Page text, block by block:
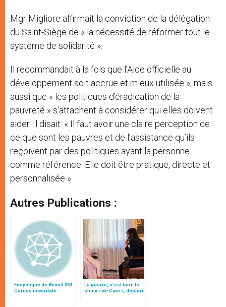
Mgr Migliore affirmait la conviction de la délégation
du Saint-Siège de « la nécessité de réformer tout le
système de solidarité ».
Il recommandait à la fois que l’Aide officielle au
développement soit accrue et mieux utilisée », mais
aussi que « les politiques d’éradication de la
pauvreté » s’attachent à considérer qui elles doivent
aider. Il disait: « Il faut avoir une claire perception de
ce que sont les pauvres et de l’assistance qu’ils
reçoivent par des politiques ayant la personne
comme référence. Elle doit être pratique, directe et
personnalisée ».
Autres Publications :
Encyclique de Benoît XVI :
Caritas in veritate
La guerre, c’est faire le
choix « de Caïn », déplore